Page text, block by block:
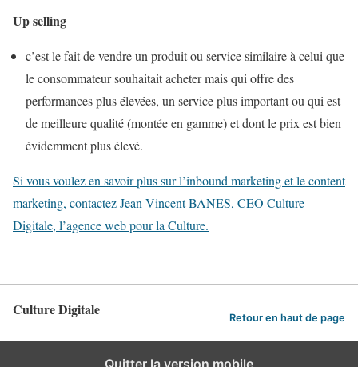
Up selling
c’est le fait de vendre un produit ou service similaire à celui que
le consommateur souhaitait acheter mais qui offre des
performances plus élevées, un service plus important ou qui est
de meilleure qualité (montée en gamme) et dont le prix est bien
évidemment plus élevé.
Si vous voulez en savoir plus sur l’inbound marketing et le content
marketing, contactez Jean-Vincent BANES, CEO Culture
Digitale, l’agence web pour la Culture.
Culture Digitale Retour en haut de page